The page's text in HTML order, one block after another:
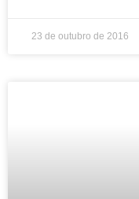
23 de outubro de 2016